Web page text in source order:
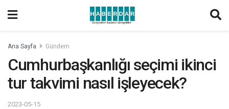
Ana Sayfa Gündem
Cumhurbaşkanlığı seçimi ikinci
tur takvimi nasıl işleyecek?
2023-05-15